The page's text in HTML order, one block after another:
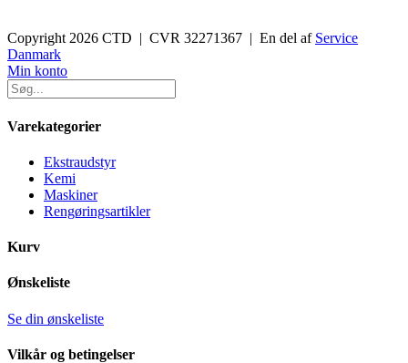
Copyright 2026 CTD | CVR 32271367 | En del af Service
Danmark
Toggle
Sliding
Bar
Area
Min konto
Varekategorier
Ekstraudstyr
Kemi
Maskiner
Rengøringsartikler
Kurv
Ønskeliste
Se din ønskeliste
Vilkår og betingelser